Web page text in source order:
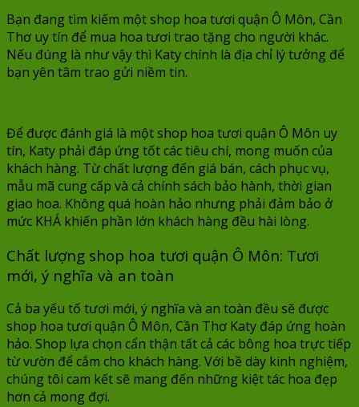
Bạn đang tìm kiếm một shop hoa tươi quận Ô Môn, Cần
Thơ uy tín để mua hoa tươi trao tặng cho người khác.
Nếu đúng là như vậy thì Katy chính là địa chỉ lý tưởng để
bạn yên tâm trao gửi niềm tin.
Để được đánh giá là một shop hoa tươi quận Ô Môn uy
tín, Katy phải đáp ứng tốt các tiêu chí, mong muốn của
khách hàng. Từ chất lượng đến giá bán, cách phục vụ,
mẫu mã cung cấp và cả chính sách bảo hành, thời gian
giao hoa. Không quá hoàn hảo nhưng phải đảm bảo ở
mức KHÁ khiến phần lớn khách hàng đều hài lòng.
Chất lượng shop hoa tươi quận Ô Môn: Tươi
mới, ý nghĩa và an toàn
Cả ba yếu tố tươi mới, ý nghĩa và an toàn đều sẽ được
shop hoa tươi quận Ô Môn, Cần Thơ Katy đáp ứng hoàn
hảo. Shop lựa chọn cẩn thận tất cả các bông hoa trực tiếp
từ vườn để cắm cho khách hàng. Với bề dày kinh nghiệm,
chúng tôi cam kết sẽ mang đến những kiệt tác hoa đẹp
hơn cả mong đợi.